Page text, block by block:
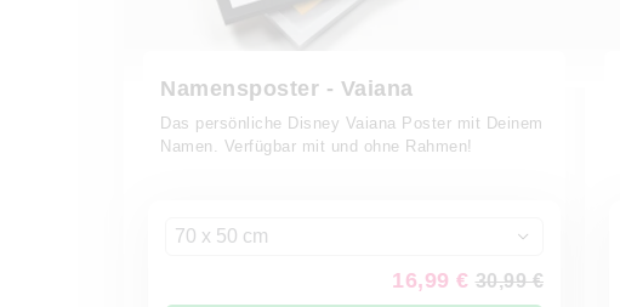
Namensposter - Vaiana
Das persönliche Disney Vaiana Poster mit Deinem
Namen. Verfügbar mit und ohne Rahmen!
70 x 50 cm
16,99 € 30,99 €